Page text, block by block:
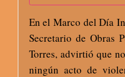
En el Marco del Día
Secretario de Obras
Torres, advirtió que
ningún acto de